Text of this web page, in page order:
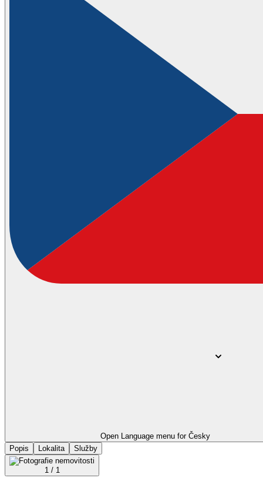
Open Language menu for Česky
Popis
Lokalita Služby
1 / 1